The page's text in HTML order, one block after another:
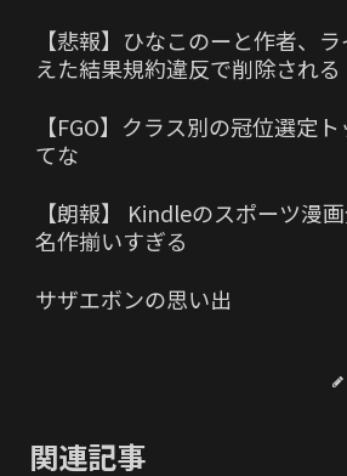
【悲報】ひなこのーと作者、
えた結果規約違反で削除される
【FGO】クラス別の冠位選定
てな
【朗報】 Kindleのスポーツ漫
名作揃いすぎる
サザエボンの思い出
関連記事